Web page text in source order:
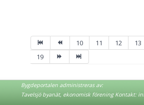
10
11 12 13
19
Bygdeportalen administreras av:
Tavelsjö byanät, ekonomisk förening Kontakt: